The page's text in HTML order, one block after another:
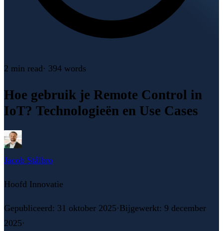
2 min read· 394 words
Hoe gebruik je Remote Control in
IoT? Technologieën en Use Cases
Jacob Stålbro
Hoofd Innovatie
Gepubliceerd: 31 oktober 2025·Bijgewerkt: 9 december
2025·